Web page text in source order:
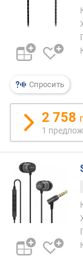
а
н
(
О
)
и
ч
а
т
а
(
Спросить
2 758
1